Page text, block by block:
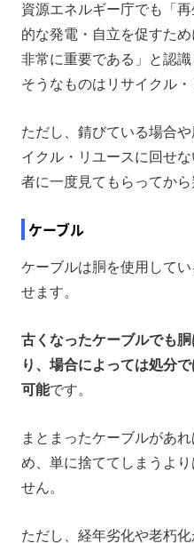
資源エネルギー庁でも「
的な発電・自立を促すた
非常に重要である」と認
そうなものはリサイクル
ただし、錆びている場合
イクル・リユースに回せ
者に一度見てもらってから
ケーブル
ケーブルは胴を使用して
せます。
古くなったケーブルでも
り、場合によっては処分
可能です。
まとまったケーブルがあ
め、単に捨ててしまうよ
せん。
ただし、経年劣化や老朽